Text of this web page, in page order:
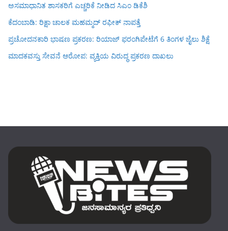
ಅಸಮಾಧಾನಿತ ಶಾಸಕರಿಗೆ ಎಚ್ಚರಿಕೆ ನೀಡಿದ ಸಿಎಂ ಡಿಕೆಶಿ
ಕೆದಂಬಾಡಿ: ರಿಕ್ಷಾ ಚಾಲಕ ಮಹಮ್ಮದ್ ರಫೀಕ್ ನಾಪತ್ತೆ
ಪ್ರಚೋದನಕಾರಿ ಭಾಷಣ ಪ್ರಕರಣ: ರಿಯಾಜ್ ಫರಂಗಿಪೇಟೆಗೆ 6 ತಿಂಗಳ ಜೈಲು ಶಿಕ್ಷೆ
ಮಾದಕವಸ್ತು ಸೇವನೆ ಆರೋಪ: ವ್ಯಕ್ತಿಯ ವಿರುದ್ಧ ಪ್ರಕರಣ ದಾಖಲು